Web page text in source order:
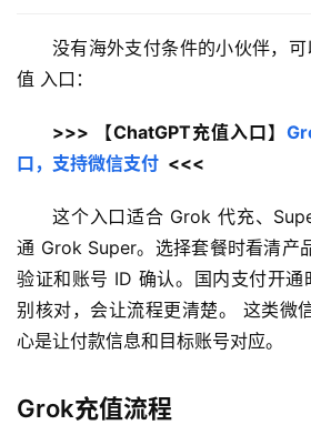
没有海外支付条件的小伙伴，
值 入口：
>>> 【ChatGPT充值入口】
口，支持微信支付
  <<<
这个入口适合 Grok 代充、
通 Grok Super。选择套餐时看清产
验证和账号 ID 确认。国内支付开
别核对，会让流程更清楚。 这类微
心是让付款信息和目标账号对应。
Grok充值流程